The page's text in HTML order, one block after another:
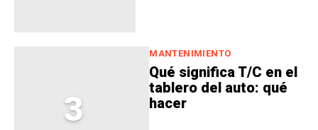
3
MANTENIMIENTO
Qué significa T/C en el
tablero del auto: qué
hacer